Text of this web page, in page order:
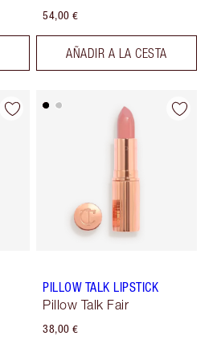
54,00 €
AÑADIR A LA CESTA
PILLOW TALK LIPSTICK
Pillow Talk Fair
38,00 €